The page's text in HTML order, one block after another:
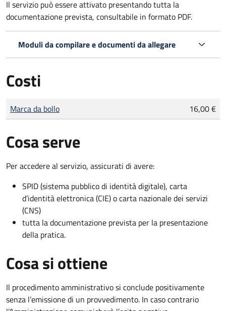
Il servizio può essere attivato presentando tutta la
documentazione prevista, consultabile in formato PDF.
Moduli da compilare e documenti da allegare
Costi
Tipo di pagamento
Importo
Marca da bollo 16,00 €
Cosa serve
Per accedere al servizio, assicurati di avere:
SPID (sistema pubblico di identità digitale), carta
d’identità elettronica (CIE) o carta nazionale dei servizi
(CNS)
tutta la documentazione prevista per la presentazione
della pratica.
Cosa si ottiene
Il procedimento amministrativo si conclude positivamente
senza l’emissione di un provvedimento. In caso contrario